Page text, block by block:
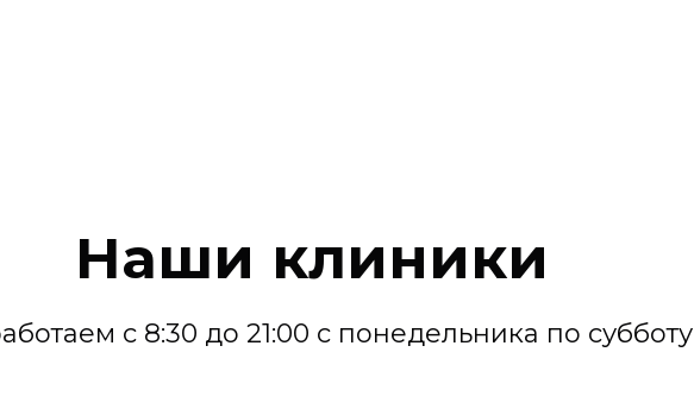
Наши клиники
с 8:30 до 21:00 с понедельника по субботу